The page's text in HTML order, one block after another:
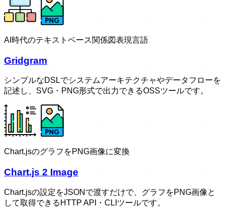
AI時代のテキストベース関係図表現言語
Gridgram
シンプルなDSLでシステムアーキテクチャやデータフローを
記述し、SVG・PNG形式で出力できるOSSツールです。
Chart.jsのグラフをPNG画像に変換
Chart.js 2 Image
Chart.jsの設定をJSONで渡すだけで、グラフをPNG画像と
して取得できるHTTP API・CLIツールです。